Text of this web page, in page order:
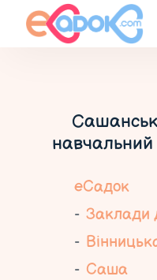
еСадок
Заклади
Саша